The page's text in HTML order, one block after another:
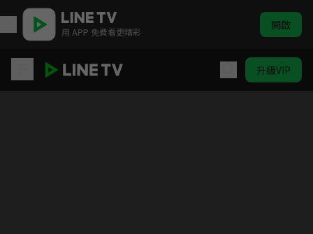
用 APP 免費看更精彩 開啟
升級VIP